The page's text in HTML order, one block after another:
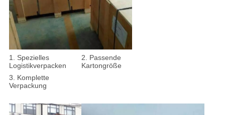
1. Spezielles
Logistikverpacken
2. Passende
Kartongröße
3. Komplette
Verpackung